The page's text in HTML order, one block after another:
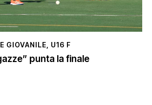
GIOVANILE U16 F
punta la finale